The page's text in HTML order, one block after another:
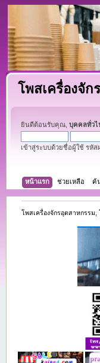
โพสเครื่องจั
ยินดีต้อนรับคุณ, บุคคลทั่วไ
เข้าสู่ระบบด้วยชื่อผู้ใช้ รหัส
หน้าแรก ช่วยเหลือ ค้
โพสเครื่องจักรอุตสาหกรรม